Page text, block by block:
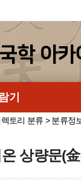
기
토리 분류 > 분류정
상량문(